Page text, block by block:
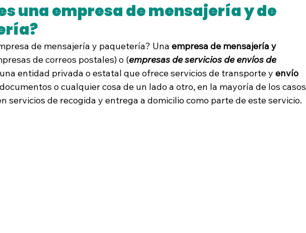
una empresa de mensajería y de
de mensajería y paquetería? Una empresa de mensajería y
de correos postales) o (empresas de servicios de envíos de
entidad privada o estatal que ofrece servicios de transporte y envío
o cualquier cosa de un lado a otro, en la mayoría de los casos
servicios de recogida y entrega a domicilio como parte de este servicio.